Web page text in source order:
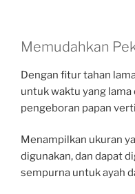
Memudahkan
Dengan fitur tahan
untuk waktu yang
pengeboran papan
Menampilkan ukuran
digunakan, dan dapat
sempurna untuk ayah